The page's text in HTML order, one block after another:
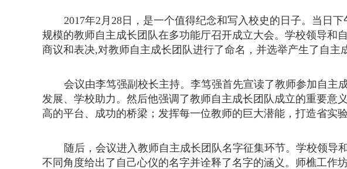
2017年2 月28 日，是一个值得纪念和写入校史的日子。当日
规模的教师自主成长团队在多功能厅召开成立大会。学校领导和
商议和表决,对教师自主成长团队进行了命名，并选举产生了自主
会议由李笃强副校长主持。李笃强首先宣读了教师参加自主
发展、学校助力。然后他强调了教师自主成长团队成立的重要意
高的平台、成功的桥梁；发挥每一位教师的巨大潜能，打造省实
随后，会议进入教师自主成长团队名字征集环节。学校领导
不同角度给出了自己心仪的名字并诠释了名字的涵义。师樵工作